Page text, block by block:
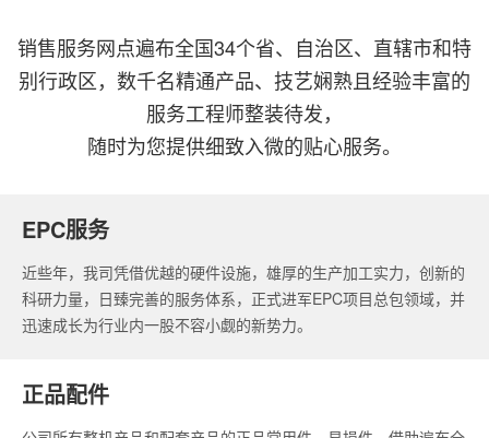
销售服务网点遍布全国34个省、自治区、直辖市和特
别行政区，数千名精通产品、技艺娴熟且经验丰富的
服务工程师整装待发，
随时为您提供细致入微的贴心服务。
EPC服务
近些年，我司凭借优越的硬件设施，雄厚的生产加工实力，创新的
科研力量，日臻完善的服务体系，正式进军EPC项目总包领域，并
迅速成长为行业内一股不容小觑的新势力。
正品配件